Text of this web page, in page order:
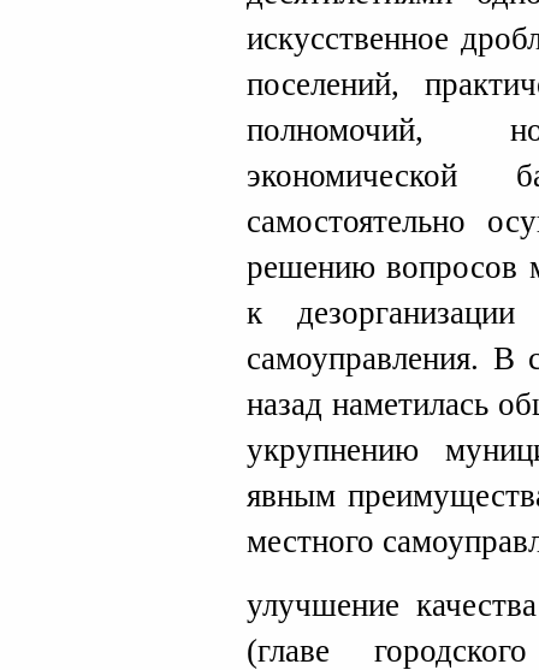
искусственное
поселений,
полномочий,
самостоятельно
решению вопросов
к
самоуправления. В
назад наметилась
укрупнению
явным
местного
улучшение
(главе